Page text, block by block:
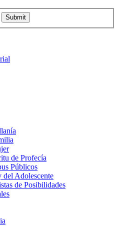
Submit
de Profecía
Públicos
Adolescente
de Posibilidades